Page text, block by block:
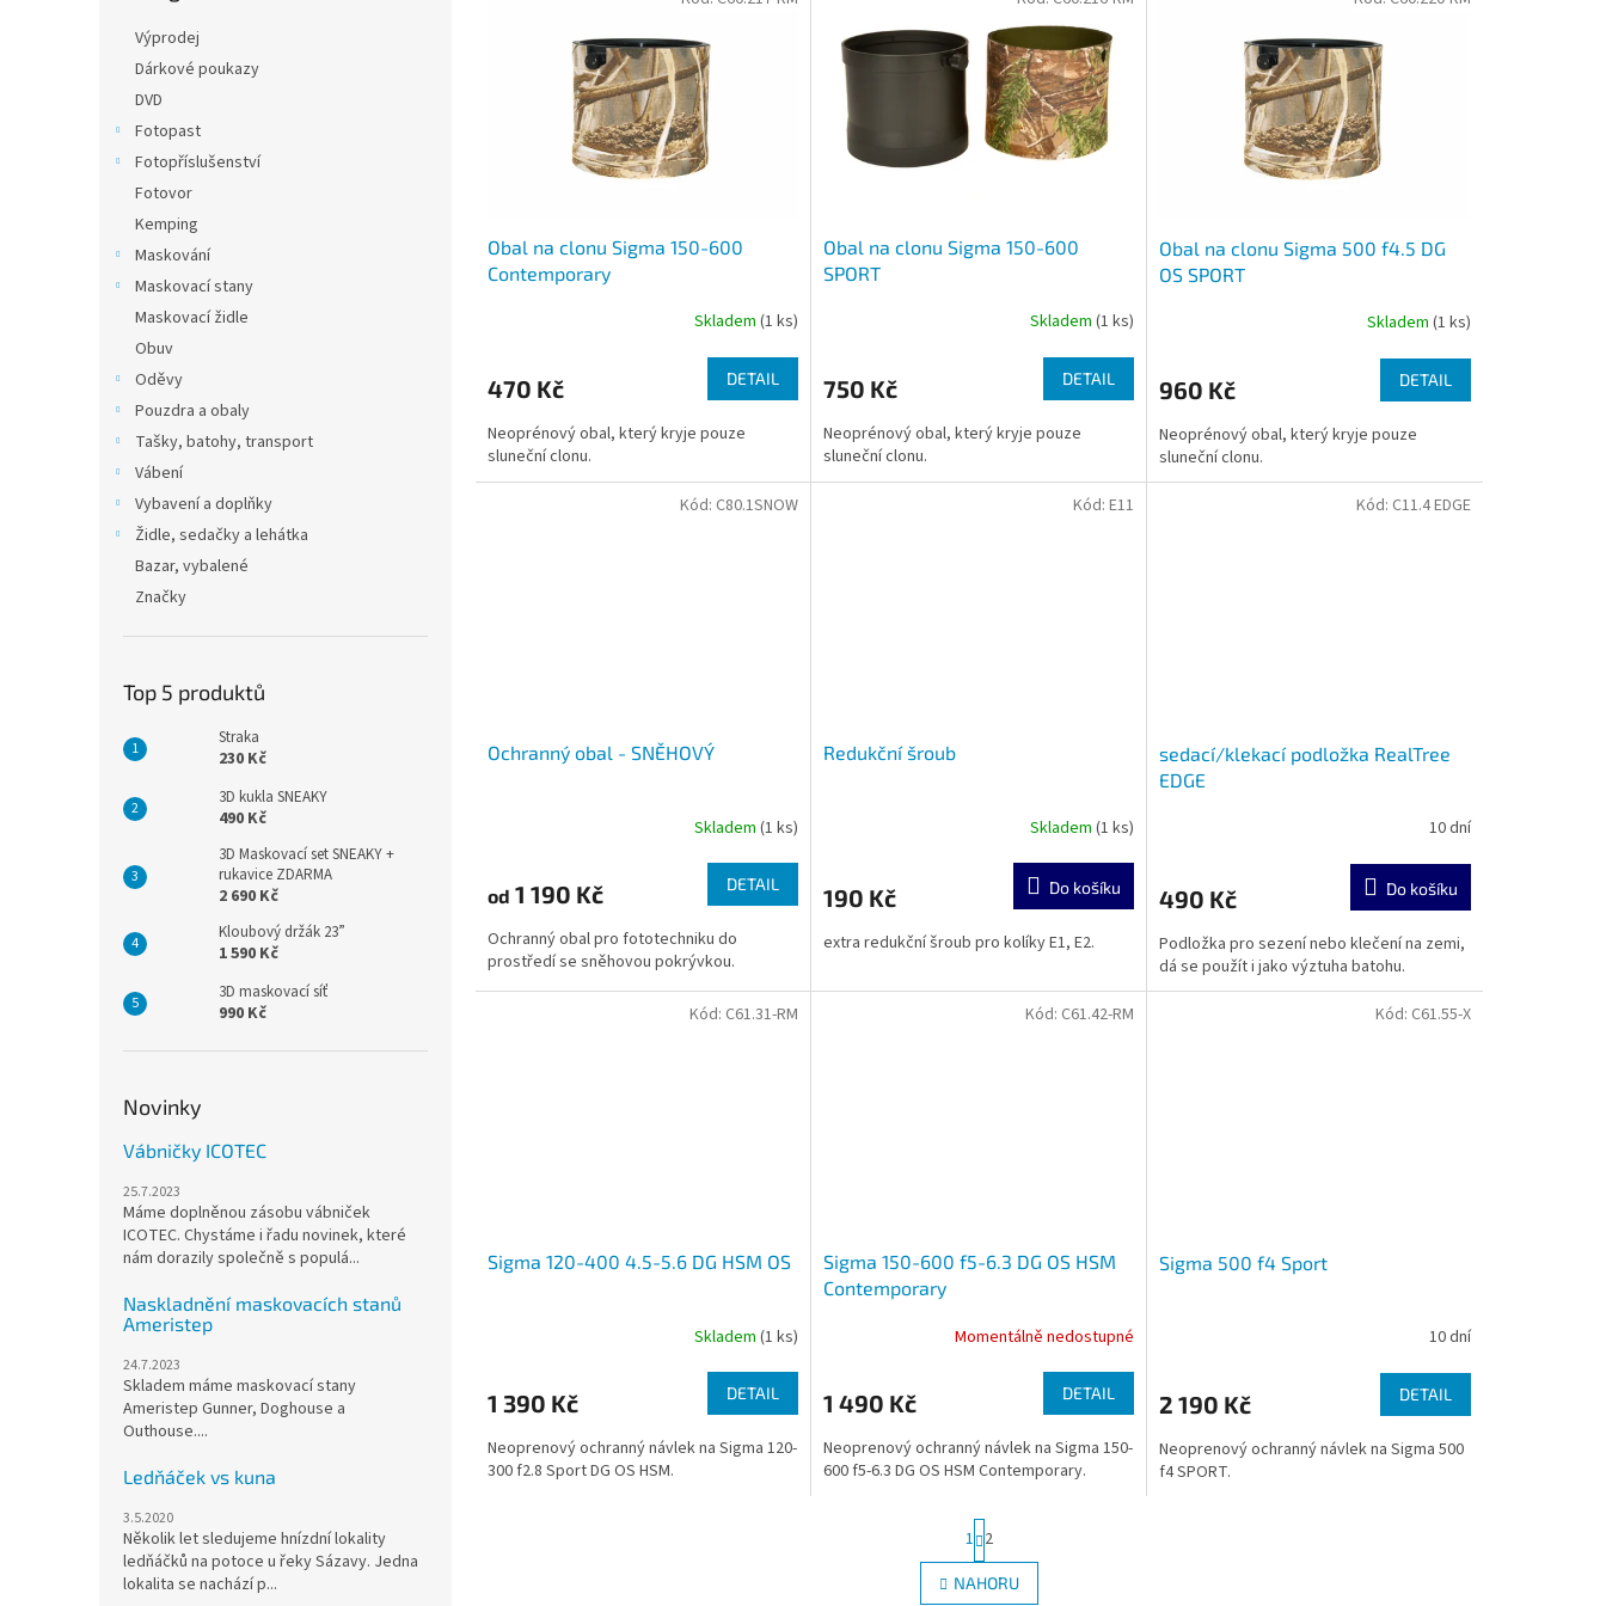
Výprodej
Dárkové poukazy
DVD
Fotopast
Fotopříslušenství
Fotovor
Kemping
Maskování
Maskovací stany
Maskovací židle
Obuv
Oděvy
Pouzdra a obaly
Tašky, batohy, transport
Vábení
Vybavení a doplňky
Židle, sedačky a lehátka
Bazar, vybalené
Značky
Top 5 produktů
Straka
230 Kč
3D kukla SNEAKY
490 Kč
3D Maskovací set SNEAKY +
rukavice ZDARMA
2 690 Kč
Kloubový držák 23”
1 590 Kč
3D maskovací síť
990 Kč
Novinky
Vábničky ICOTEC
25.7.2023
Máme doplněnou zásobu vábniček
ICOTEC. Chystáme i řadu novinek, které
nám dorazily společně s populá...
Naskladnění maskovacích stanů
Ameristep
24.7.2023
Skladem máme maskovací stany
Ameristep Gunner, Doghouse a
Outhouse....
Ledňáček vs kuna
3.5.2020
Několik let sledujeme hnízdní lokality
ledňáčků na potoce u řeky Sázavy. Jedna
lokalita se nachází p...
Obal na clonu Sigma 150-600
Contemporary
Skladem (1 ks)
470 Kč DETAIL
Neoprénový obal, který kryje pouze
sluneční clonu.
Obal na clonu Sigma 150-600
SPORT
Skladem (1 ks)
750 Kč DETAIL
Neoprénový obal, který kryje pouze
sluneční clonu.
Obal na clonu Sigma 500 f4.5 DG
OS SPORT
Skladem (1 ks)
960 Kč DETAIL
Neoprénový obal, který kryje pouze
sluneční clonu.
Ochranný obal - SNĚHOVÝ
Skladem (1 ks)
od 1 190 Kč DETAIL
Ochranný obal pro fototechniku do
prostředí se sněhovou pokrývkou.
Kód: C80.1SNOW
Redukční šroub
Skladem (1 ks)
190 Kč Do košíku
extra redukční šroub pro kolíky E1, E2.
Kód: E11
sedací/klekací podložka RealTree
EDGE
10 dní
490 Kč Do košíku
Podložka pro sezení nebo klečení na zemi,
dá se použít i jako výztuha batohu.
Kód: C11.4 EDGE
Sigma 120-400 4.5-5.6 DG HSM OS
Skladem (1 ks)
1 390 Kč DETAIL
Neoprenový ochranný návlek na Sigma 120-
300 f2.8 Sport DG OS HSM.
Kód: C61.31-RM
Sigma 150-600 f5-6.3 DG OS HSM
Contemporary
Momentálně nedostupné
1 490 Kč DETAIL
Neoprenový ochranný návlek na Sigma 150-
600 f5-6.3 DG OS HSM Contemporary.
Kód: C61.42-RM
Sigma 500 f4 Sport
10 dní
2 190 Kč DETAIL
Neoprenový ochranný návlek na Sigma 500
f4 SPORT.
Kód: C61.55-X
O
v
S
t
r
á
1 2
NAHORU